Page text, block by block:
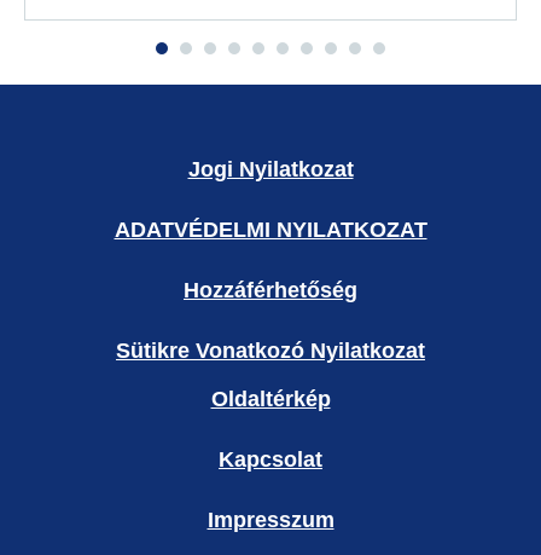
Jogi Nyilatkozat
ADATVÉDELMI NYILATKOZAT
Hozzáférhetőség
Sütikre Vonatkozó Nyilatkozat
Oldaltérkép
Kapcsolat
Impresszum